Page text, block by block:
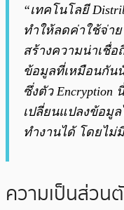
“เทคโนโลยี
ทำให้ลดค่าใช้จ่า
สร้างความน่าเชื่อ
ข้อมูลที่เหมือนกันนั่
ซึ่งตัว Encryption
เปลี่ยนแปลงข้อมูล
ทำงานได้ โดยไม่
ความเป็นส่วน